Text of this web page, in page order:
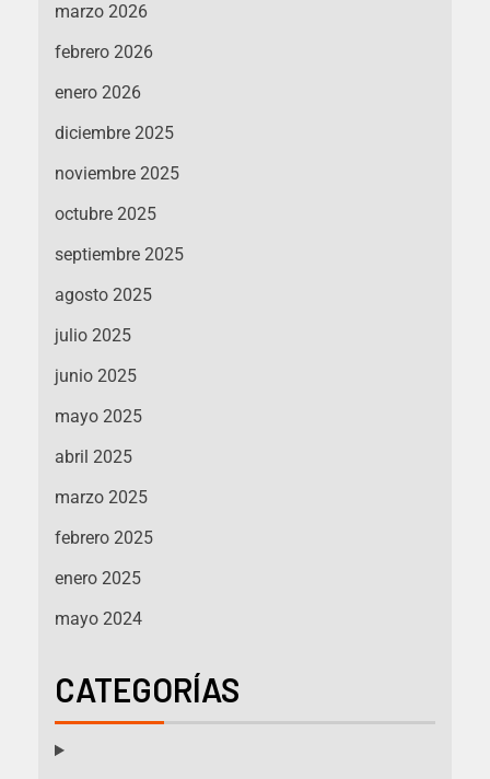
marzo 2026
febrero 2026
enero 2026
diciembre 2025
noviembre 2025
octubre 2025
septiembre 2025
agosto 2025
julio 2025
junio 2025
mayo 2025
abril 2025
marzo 2025
febrero 2025
enero 2025
mayo 2024
CATEGORÍAS